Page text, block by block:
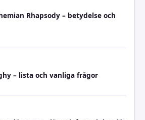
Rhapsody – betydelse och
– lista och vanliga frågor